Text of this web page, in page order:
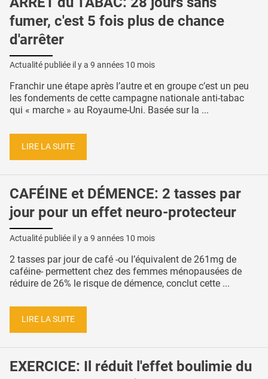
fumer, c'est 5 fois plus de chance
d'arrêter
Actualité publiée il y a 9 années 10 mois
Franchir une étape après l’autre et en groupe c’est un peu
les fondements de cette campagne nationale anti-tabac
qui « marche » au Royaume-Uni. Basée sur la ...
LIRE LA SUITE
CAFÉINE et DÉMENCE: 2 tasses par
jour pour un effet neuro-protecteur
Actualité publiée il y a 9 années 10 mois
2 tasses par jour de café -ou l’équivalent de 261mg de
caféine- permettent chez des femmes ménopausées de
réduire de 26% le risque de démence, conclut cette ...
LIRE LA SUITE
EXERCICE: Il réduit l'effet boulimie du